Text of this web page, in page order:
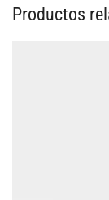
Productos